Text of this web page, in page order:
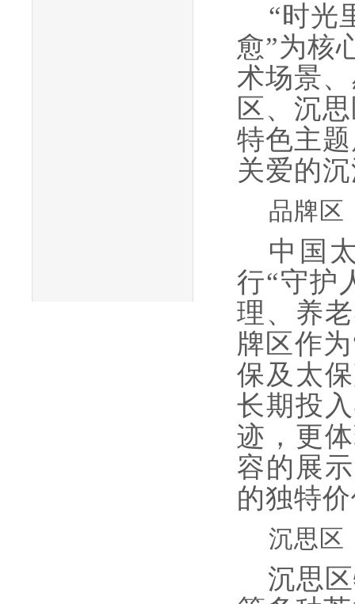
“时光
愈”为核
术场景
区、沉
特色主
关爱的
品牌区
中国
行“守护
理、养
牌区作
保及太
长期投
迹，更
容的展
的独特
沉思区
沉思